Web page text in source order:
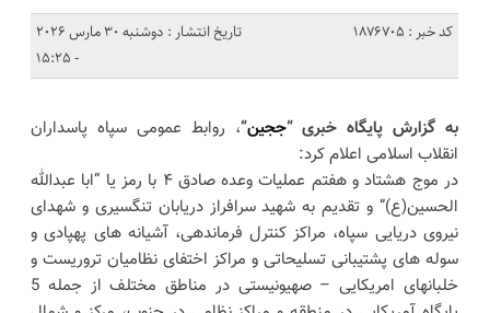
کد خبر : 1876705
تاریخ انتشار : دوشنبه 30 مارس 2026
- 15:25
به گزارش پایگاه خبری “ججین“، روابط عمومی سپاه پاسداران
انقلاب اسلامی اعلام کرد:
در موج هشتاد و هفتم عملیات وعده صادق ۴ با رمز یا “ابا عبدالله
الحسین(ع)” و تقدیم به شهید سرافراز دریابان تنگسیری و شهدای
نیروی دریایی سپاه، مراکز کنترل فرماندهی، آشیانه های پهپادی و
سوله های پشتیبانی تسلیحاتی و مراکز اختفای نظامیان تروریست و
خلبانهای امریکایی – صهیونیستی در مناطق مختلف از جمله 5